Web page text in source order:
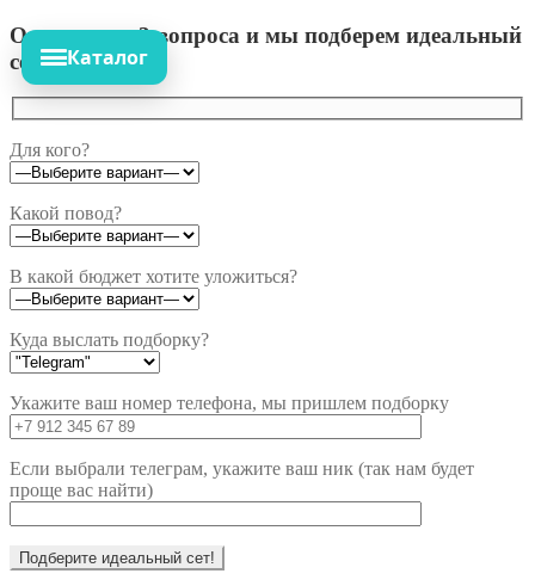
Ответьте на 3 вопроса и мы подберем идеальный
сет!
Для кого?
Какой повод?
В какой бюджет хотите уложиться?
Куда выслать подборку?
Укажите ваш номер телефона, мы пришлем подборку
Если выбрали телеграм, укажите ваш ник (так нам будет
проще вас найти)
Каталог